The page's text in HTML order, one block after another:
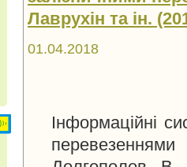
Лаврухін та ін.
01.04.2018
Інформаційні